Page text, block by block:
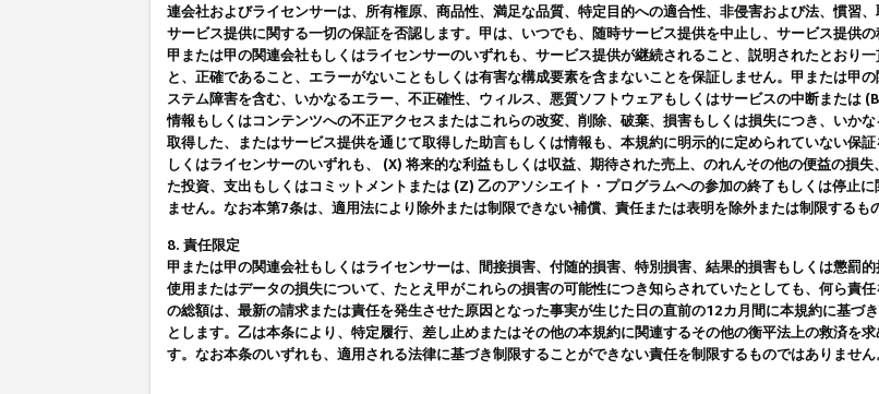
連会社およびライセンサーは、所有権原、商品性、満足な品質、特定目的への適合性、非侵害および法、慣習
サービス提供に関する一切の保証を否認します。甲は、いつでも、随時サービス提供を中止し、サービス提供
甲または甲の関連会社もしくはライセンサーのいずれも、サービス提供が継続されること、説明されたとおり
と、正確であること、エラーがないこともしくは有害な構成要素を含まないことを保証しません。甲または甲
ステム障害を含む、いかなるエラー、不正確性、ウィルス、悪質ソフトウェアもしくはサービスの中断または
情報もしくはコンテンツへの不正アクセスまたはこれらの改変、削除、破棄、損害もしくは損失につき、いか
取得した、またはサービス提供を通じて取得した助言もしくは情報も、本規約に明示的に定められていない保
しくはライセンサーのいずれも、 (X) 将来的な利益もしくは収益、期待された売上、のれんその他の便益の損
た投資、支出もしくはコミットメントまたは (Z) 乙のアソシエイト・プログラムへの参加の終了もしくは停止
ません。なお本第7条は、適用法により除外または制限できない補償、責任または表明を除外または制限するも
8. 責任限定
甲または甲の関連会社もしくはライセンサーは、間接損害、付随的損害、特別損害、結果的損害もしくは懲罰
使用またはデータの損失について、たとえ甲がこれらの損害の可能性につき知らされていたとしても、何ら責
の総額は、最新の請求または責任を発生させた原因となった事実が生じた日の直前の12カ月間に本規約に基づ
とします。乙は本条により、特定履行、差し止めまたはその他の本規約に関連するその他の衡平法上の救済を
す。なお本条のいずれも、適用される法律に基づき制限することができない責任を制限するものではありません